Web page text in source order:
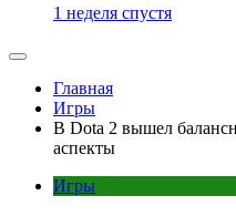
1 неделя спустя
Главная
Игры
В Dota 2 вышел
аспекты
Игры